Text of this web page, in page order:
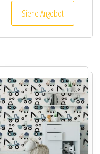
Siehe Angebot